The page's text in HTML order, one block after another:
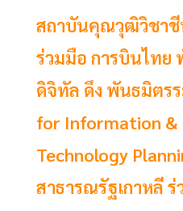
สถาบันคุณวุฒิวิชาชี
ร่วมมือ การบินไท
ดิจิทัล ดึง พันธมิตร
for Information &
Technology
สาธารณรัฐเกาหลี ร่